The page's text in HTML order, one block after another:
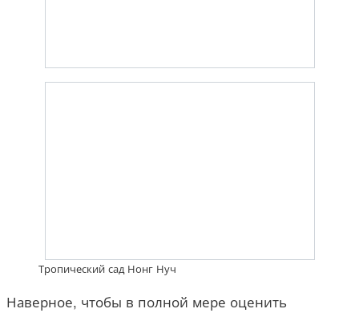
Тропический сад Нонг Нуч
Наверное, чтобы в полной мере оценить